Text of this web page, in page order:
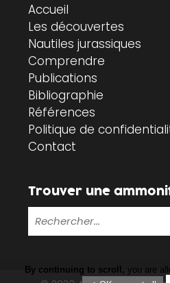
Accueil
Les découvertes
Nautiles jurassiques
Comprendre
Publications
Bibliographie
Références
Politique de
Contact
Trouver une
By continuing to scroll, you are